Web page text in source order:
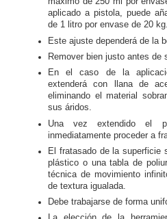
aplicado a pistola, puede
de 1 litro por envase de 20 kg.
Este ajuste dependerá de la
Remover bien justo antes de
En el caso de la
extenderá con llana de
eliminando el material
sus áridos.
Una vez extendido el
inmediatamente proceder a
El fratasado de la superficie
plástico o una tabla de
técnica de movimiento
de textura igualada.
Debe trabajarse de forma